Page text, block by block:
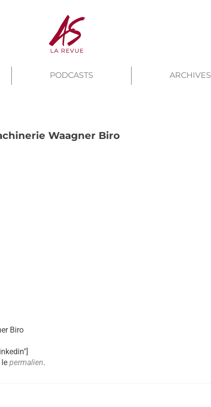
PODCASTS ARCHIVES
Waagner Biro
Biro
permalien.